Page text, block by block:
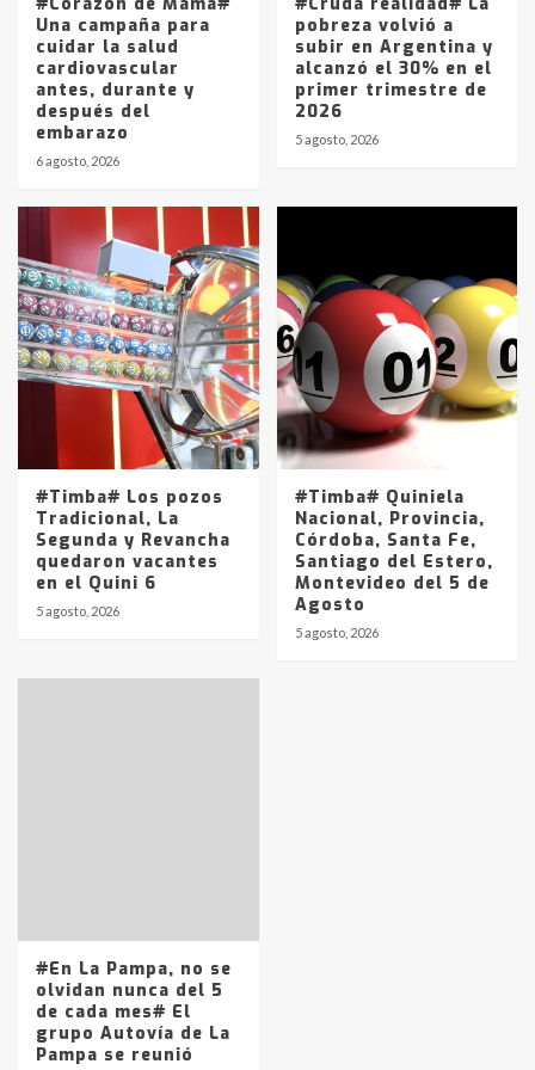
#Corazón de Mamá#
Una campaña para
cuidar la salud
cardiovascular
antes, durante y
después del
embarazo
6 agosto, 2026
#Cruda realidad# La
pobreza volvió a
subir en Argentina y
alcanzó el 30% en el
primer trimestre de
2026
5 agosto, 2026
#Timba# Los pozos
Tradicional, La
Segunda y Revancha
quedaron vacantes
en el Quini 6
5 agosto, 2026
#Timba# Quiniela
Nacional, Provincia,
Córdoba, Santa Fe,
Santiago del Estero,
Montevideo del 5 de
Agosto
5 agosto, 2026
#En La Pampa, no se
olvidan nunca del 5
de cada mes# El
grupo Autovía de La
Pampa se reunió